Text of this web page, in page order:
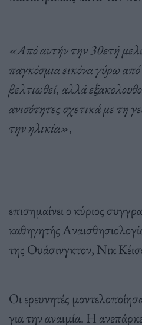
«Από αυτήν την 30ετή
παγκόσμια εικόνα γύρω από
βελτιωθεί, αλλά
ανισότητες σχετικά με τη
την ηλικία»,
επισημαίνει ο κύριος
καθηγητής
της Ουάσινγκτον, Νικ
Οι ερευνητές
για την αναιμία. Η